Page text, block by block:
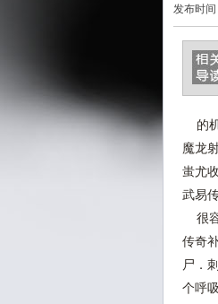
发布时间
的机
魔龙
蚩尤
武易
很容
传奇
尸．
个呼